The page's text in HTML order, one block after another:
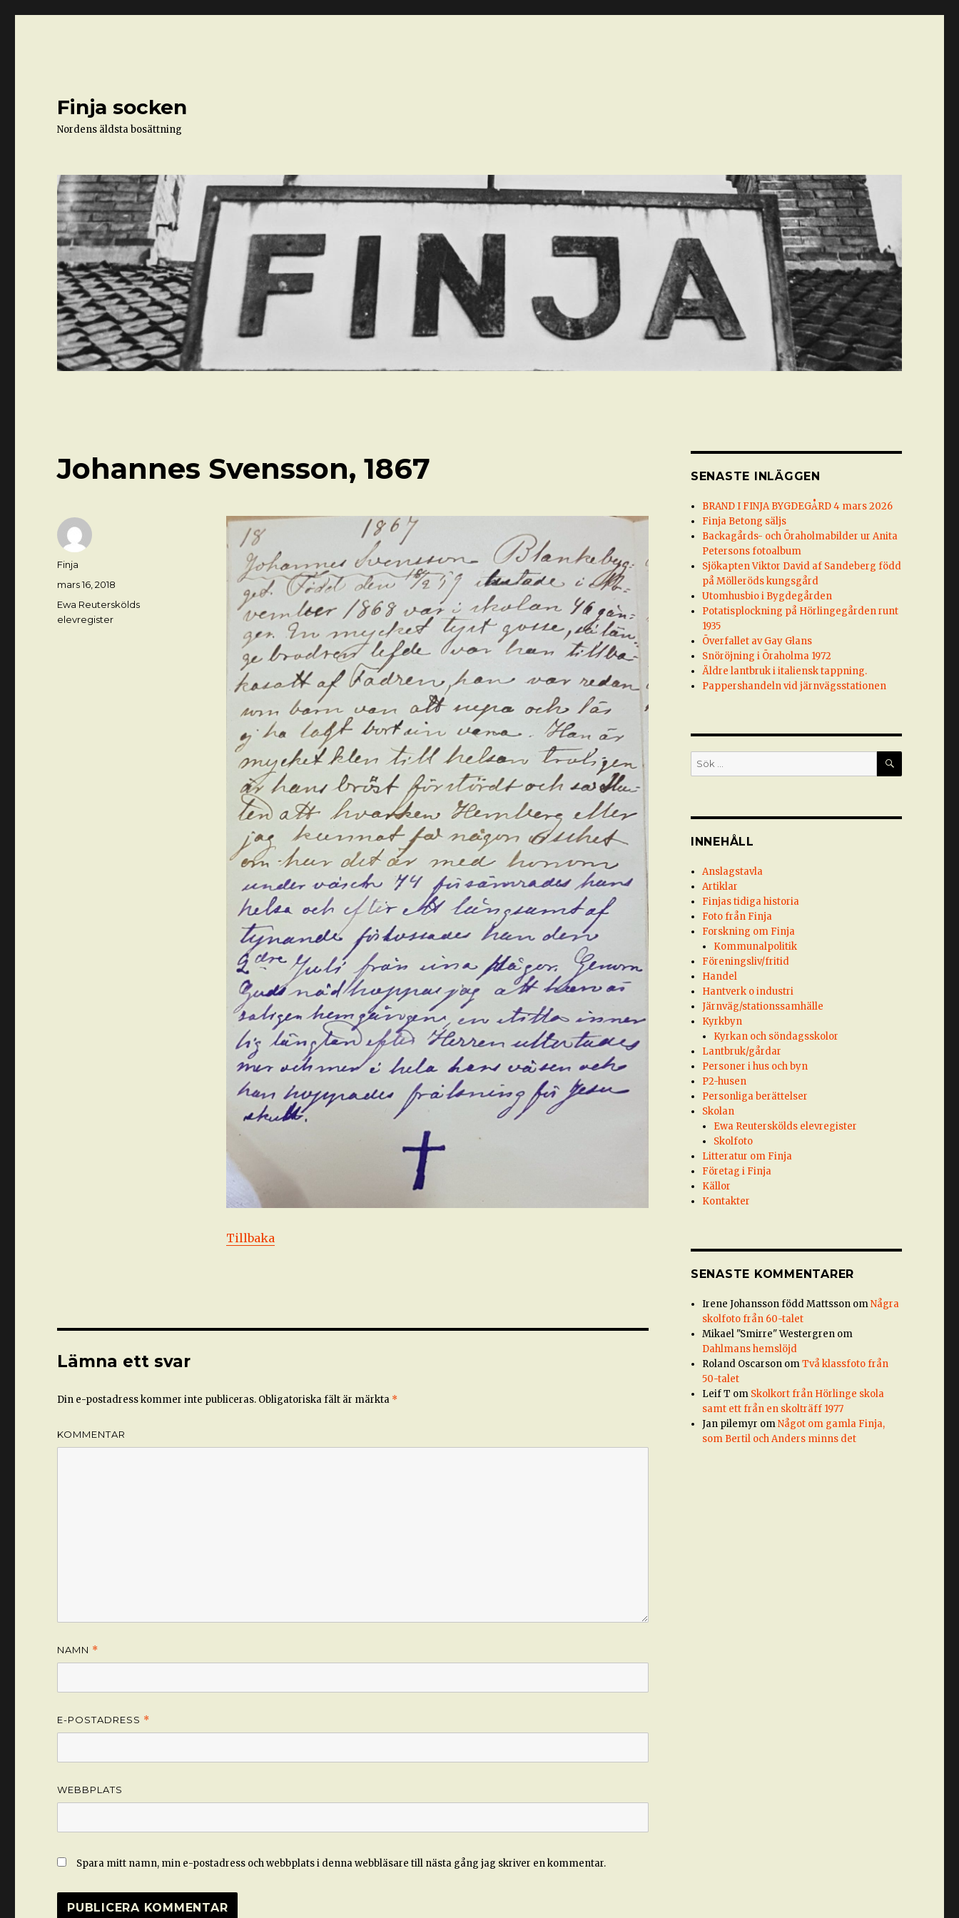
Finja socken
Nordens äldsta bosättning
Johannes Svensson, 1867
Tillbaka
Författare
Finja
Postat
mars 16, 2018
Kategorier
Ewa Reuterskölds
elevregister
Lämna ett svar
Din e-postadress kommer inte publiceras. Obligatoriska fält är märkta *
KOMMENTAR
NAMN *
E-POSTADRESS *
WEBBPLATS
Spara mitt namn, min e-postadress och webbplats i denna webbläsare till nästa gång jag skriver en kommentar.
SENASTE INLÄGGEN
BRAND I FINJA BYGDEGÅRD 4 mars 2026
Finja Betong säljs
Backagårds- och Öraholmabilder ur Anita
Petersons fotoalbum
Sjökapten Viktor David af Sandeberg född
på Mölleröds kungsgård
Utomhusbio i Bygdegården
Potatisplockning på Hörlingegården runt
1935
Överfallet av Gay Glans
Snöröjning i Öraholma 1972
Äldre lantbruk i italiensk tappning.
Pappershandeln vid järnvägsstationen
Sök
efter:
SÖK
INNEHÅLL
Anslagstavla
Artiklar
Finjas tidiga historia
Foto från Finja
Forskning om Finja
Kommunalpolitik
Föreningsliv/fritid
Handel
Hantverk o industri
Järnväg/stationssamhälle
Kyrkbyn
Kyrkan och söndagsskolor
Lantbruk/gårdar
Personer i hus och byn
P2-husen
Personliga berättelser
Skolan
Ewa Reuterskölds elevregister
Skolfoto
Litteratur om Finja
Företag i Finja
Källor
Kontakter
SENASTE KOMMENTARER
Irene Johansson född Mattsson omNågra
skolfoto från 60-talet
Mikael "Smirre" Westergren om
Dahlmans hemslöjd
Roland Oscarson omTvå klassfoto från
50-talet
Leif T om Skolkort från Hörlinge skola
samt ett från en skolträff 1977
Jan pilemyr omNågot om gamla Finja,
som Bertil och Anders minns det